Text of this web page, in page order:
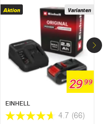
Varianten
Aktion
2999
EINHELL
4.7 (66)